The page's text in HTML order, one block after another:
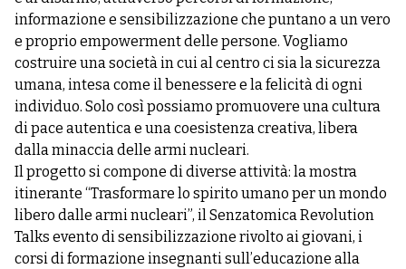
informazione e sensibilizzazione che puntano a un vero
e proprio empowerment delle persone. Vogliamo
costruire una società in cui al centro ci sia la sicurezza
umana, intesa come il benessere e la felicità di ogni
individuo. Solo così possiamo promuovere una cultura
di pace autentica e una coesistenza creativa, libera
dalla minaccia delle armi nucleari.
Il progetto si compone di diverse attività: la mostra
itinerante “Trasformare lo spirito umano per un mondo
libero dalle armi nucleari”, il Senzatomica Revolution
Talks evento di sensibilizzazione rivolto ai giovani, i
corsi di formazione insegnanti sull’educazione alla